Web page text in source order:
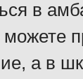
в
можете
а в